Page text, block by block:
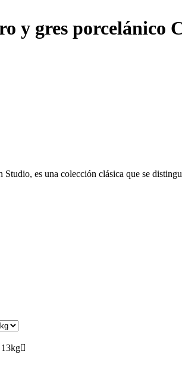
y gres porcelánico
es una colección clásica que se
